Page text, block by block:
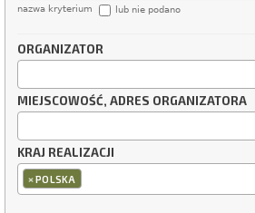
nazwa kryterium lub nie podano
ORGANIZATOR
MIEJSCOWOŚĆ, ADRES ORGANIZATORA
KRAJ REALIZACJI
×POLSKA